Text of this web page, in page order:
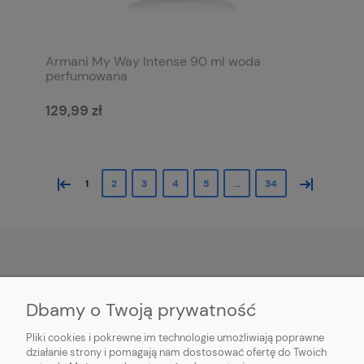
Armani My Way Intense 90 ml woda
perfumowana
129,99 zł
« 1 2 3 4 5 ... 34 »
MOJE KONTO
Dbamy o Twoją prywatność
Pliki cookies i pokrewne im technologie umożliwiają poprawne
działanie strony i pomagają nam dostosować ofertę do Twoich